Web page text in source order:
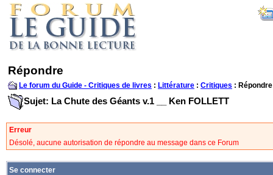
Répondre
Le forum du Guide - Critiques de livres : Littérature : Critiques : Répondre
Sujet: La Chute des Géants v.1 __ Ken FOLLETT
Erreur
Désolé, aucune autorisation de répondre au message dans ce Forum
Se connecter